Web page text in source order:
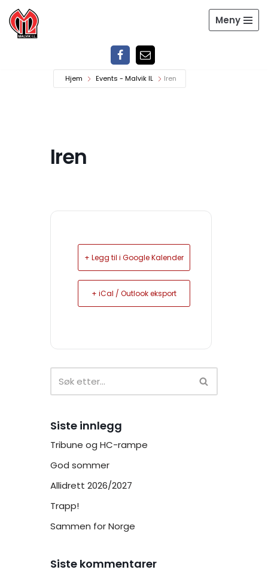
Hopp
Meny
Hjem Events - Malvik IL Iren
Iren
+ Legg til i Google Kalender
+ iCal / Outlook eksport
Siste innlegg
Tribune og HC-rampe
God sommer
Allidrett 2026/2027
Trapp!
Sammen for Norge
Siste kommentarer